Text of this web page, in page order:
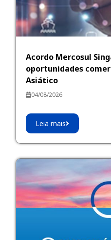
Acordo Mercosul
oportunidades
Asiático
04/08/2026
Leia mais